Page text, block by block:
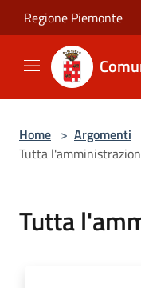
Salta al contenuto
Regione Piemonte
Home > Argomenti
Tutta
Tutta